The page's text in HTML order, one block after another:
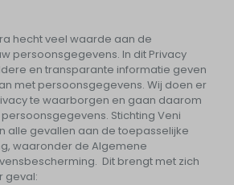
hecht veel waarde aan de
persoonsgegevens. In dit Privacy
en transparante informatie geven
met persoonsgegevens. Wij doen er
te waarborgen en gaan daarom
Stichting Veni
alle gevallen aan de toepasselijke
waaronder de Algemene
Dit brengt met zich
geval: